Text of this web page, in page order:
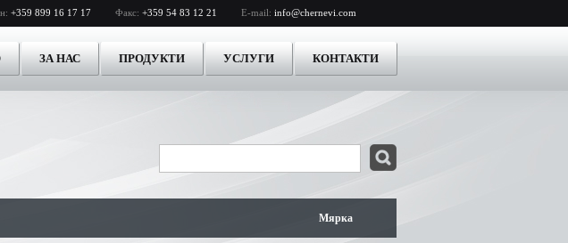
+359 899 16 17 17 Факс: +359 54 83 12 21 E-mail: info@chernevi.com
ЗА НАС ПРОДУКТИ УСЛУГИ КОНТАКТИ
Мярка